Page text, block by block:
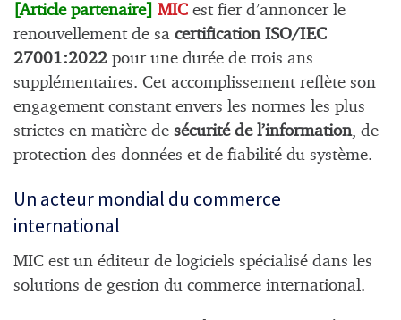
[Article partenaire] MIC est fier d’annoncer le
renouvellement de sa certification ISO/IEC
27001:2022 pour une durée de trois ans
supplémentaires. Cet accomplissement reflète son
engagement constant envers les normes les plus
strictes en matière de sécurité de l’information, de
protection des données et de fiabilité du système.
Un acteur mondial du commerce
international
MIC est un éditeur de logiciels spécialisé dans les
solutions de gestion du commerce international.